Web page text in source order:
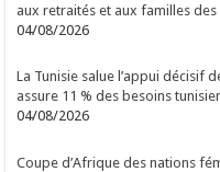
aux retraités et aux familles
04/08/2026
La Tunisie salue l’appui décisif
assure 11 % des besoins
04/08/2026
Coupe d’Afrique des nations